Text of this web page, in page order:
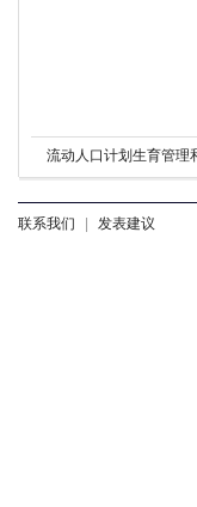
流动人口计划生育管理
联系我们 发表建议